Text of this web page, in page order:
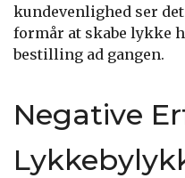
kundevenlighed ser
formår at skabe lykke
bestilling ad gangen.
Negative